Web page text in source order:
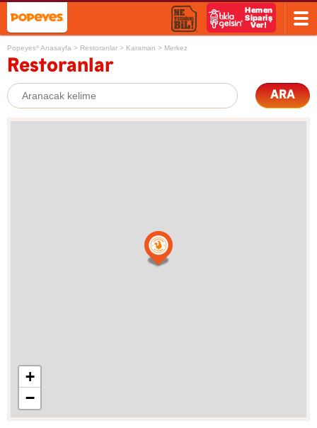
Popeyes® Anasayfa > Restoranlar > Karaman > Merkez
Restoranlar
ARA
+
−